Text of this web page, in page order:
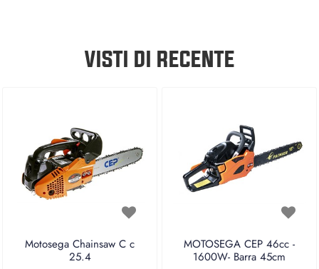
VISTI DI RECENTE
Motosega Chainsaw C c
25.4
MOTOSEGA CEP 46cc -
1600W- Barra 45cm